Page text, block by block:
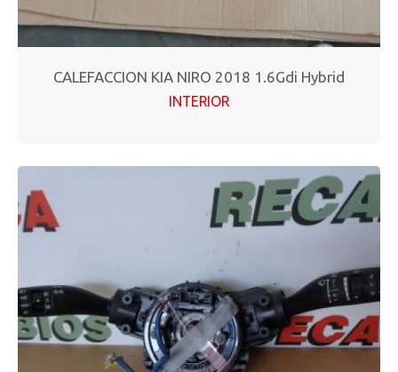
CALEFACCION KIA NIRO 2018 1.6Gdi Hybrid
INTERIOR